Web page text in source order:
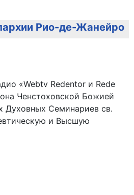
Рио-де-Жанейро
«Webtv Redentor и Rede
Ченстоховской Божией
Духовных Семинариев св.
и Высшую